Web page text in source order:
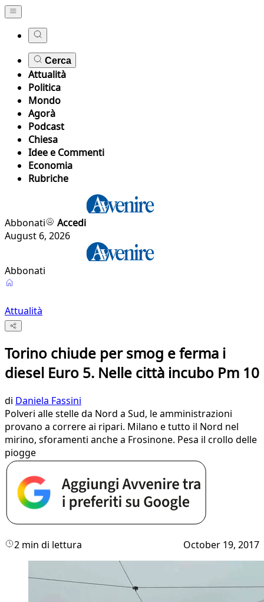
Cerca
Attualità
Politica
Mondo
Agorà
Podcast
Chiesa
Idee e Commenti
Economia
Rubriche
Abbonati
Accedi
August 6, 2026
Abbonati
Attualità
Torino chiude per smog e ferma i
diesel Euro 5. Nelle città incubo Pm 10
di Daniela Fassini
Polveri alle stelle da Nord a Sud, le amministrazioni
provano a correre ai ripari. Milano e tutto il Nord nel
mirino, sforamenti anche a Frosinone. Pesa il crollo delle
piogge
2 min di lettura October 19, 2017